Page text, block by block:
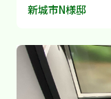
新城市N様邸